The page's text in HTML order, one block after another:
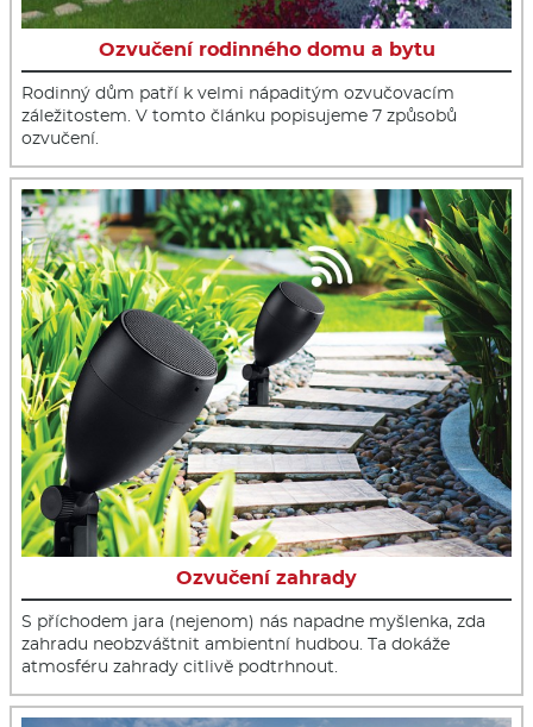
Ozvučení rodinného domu a bytu
Rodinný dům patří k velmi nápaditým ozvučovacím
záležitostem. V tomto článku popisujeme 7 způsobů
ozvučení.
Ozvučení zahrady
S příchodem jara (nejenom) nás napadne myšlenka, zda
zahradu neobzváštnit ambientní hudbou. Ta dokáže
atmosféru zahrady citlivě podtrhnout.